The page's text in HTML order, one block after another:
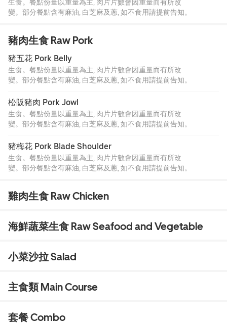
生食。餐點份量以重量為主, 肉片片數會因重量而有所改
變。部分餐點含有麻油, 白芝麻及蔥, 如不食用請提前告知。
豬肉生食 Raw Pork
豬五花 Pork Belly
生食。餐點份量以重量為主, 肉片片數會因重量而有所改
變。部分餐點含有麻油, 白芝麻及蔥, 如不食用請提前告知。
松阪豬肉 Pork Jowl
生食。餐點份量以重量為主, 肉片片數會因重量而有所改
變。部分餐點含有麻油, 白芝麻及蔥, 如不食用請提前告知。
豬梅花 Pork Blade Shoulder
生食。餐點份量以重量為主, 肉片片數會因重量而有所改
變。部分餐點含有麻油, 白芝麻及蔥, 如不食用請提前告知。
雞肉生食 Raw Chicken
海鮮蔬菜生食 Raw Seafood and Vegetable
小菜沙拉 Salad
主食類 Main Course
套餐 Combo